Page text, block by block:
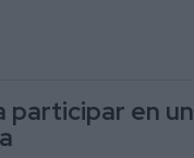
participar en un